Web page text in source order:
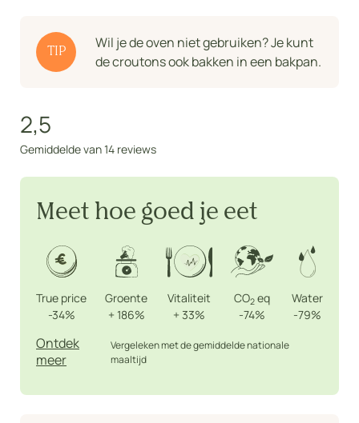
TIP
Wil je de oven niet gebruiken? Je kunt
de croutons ook bakken in een bakpan.
2,5
Gemiddelde van 14 reviews
Meet hoe goed je eet
True price
-34%
Groente
+ 186%
Vitaliteit
+ 33%
CO2 eq
-74%
Water
-79%
Ontdek
meer
Vergeleken met de gemiddelde nationale
maaltijd